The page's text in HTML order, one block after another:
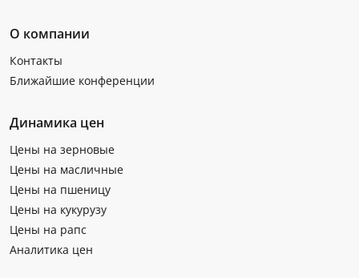
О компании
Контакты
Ближайшие конференции
Динамика цен
Цены на зерновые
Цены на масличные
Цены на пшеницу
Цены на кукурузу
Цены на рапс
Аналитика цен